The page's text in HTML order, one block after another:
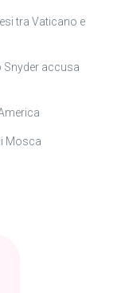
tra Vaticano e
Snyder accusa
Mosca